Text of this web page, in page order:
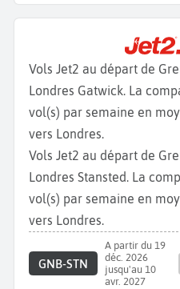
Vols Jet2 au départ de
Londres Gatwick. La
vol(s) par semaine en
vers Londres.
Vols Jet2 au départ de
Londres Stansted. La
vol(s) par semaine en
vers Londres.
GNB-STN
A partir du 19
déc. 2026
jusqu'au 10
avr. 2027